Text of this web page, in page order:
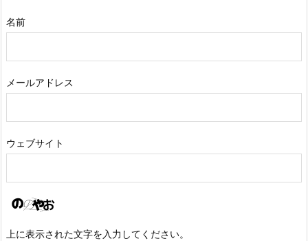
名前
メールアドレス
ウェブサイト
上に表示された文字を入力してください。